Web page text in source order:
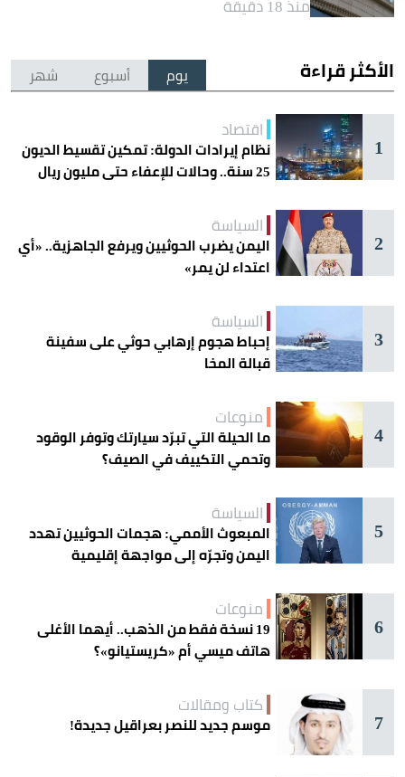
منذ 18 دقيقة
الأكثر قراءة يوم أسبوع شهر
1
اقتصاد
نظام إيرادات الدولة: تمكين تقسيط الديون
25 سنة.. وحالات للإعفاء حتى مليون ريال
2
السياسة
اليمن يضرب الحوثيين ويرفع الجاهزية.. «أي
اعتداء لن يمر»
3
السياسة
إحباط هجوم إرهابي حوثي على سفينة
قبالة المخا
4
منوعات
ما الحيلة التي تبرّد سيارتك وتوفر الوقود
وتحمي التكييف في الصيف؟
5
السياسة
المبعوث الأممي: هجمات الحوثيين تهدد
اليمن وتجرّه إلى مواجهة إقليمية
6
منوعات
19 نسخة فقط من الذهب.. أيهما الأغلى
هاتف ميسي أم «كريستيانو»؟
7
كتاب ومقالات
موسم جديد للنصر بعراقيل جديدة!